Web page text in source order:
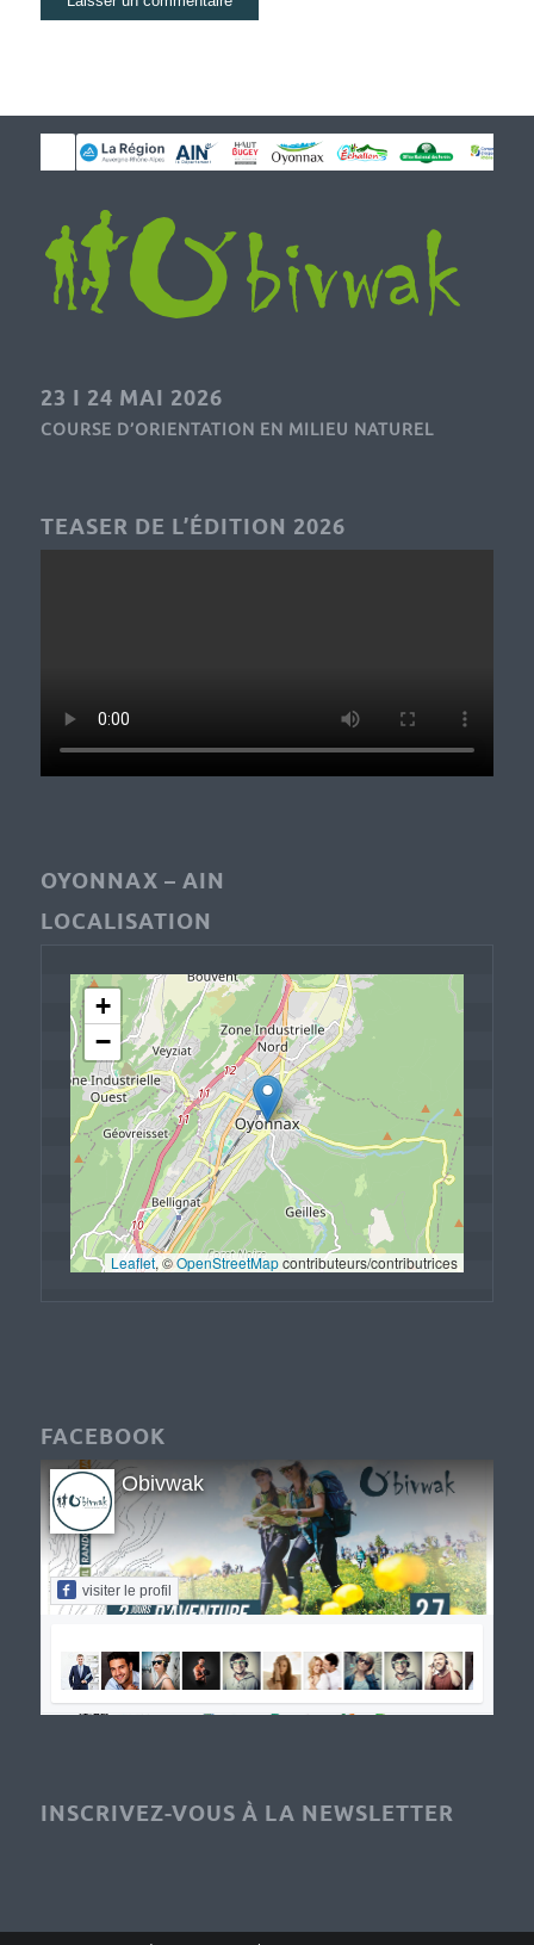
23 I 24 MAI 2026
COURSE D’ORIENTATION EN MILIEU NATUREL
TEASER DE L’ÉDITION 2026
OYONNAX – AIN
LOCALISATION
+
−
Leaflet, © OpenStreetMap contributeurs/contributrices
FACEBOOK
Obivwak
visiter le profil
INSCRIVEZ-VOUS À LA NEWSLETTER